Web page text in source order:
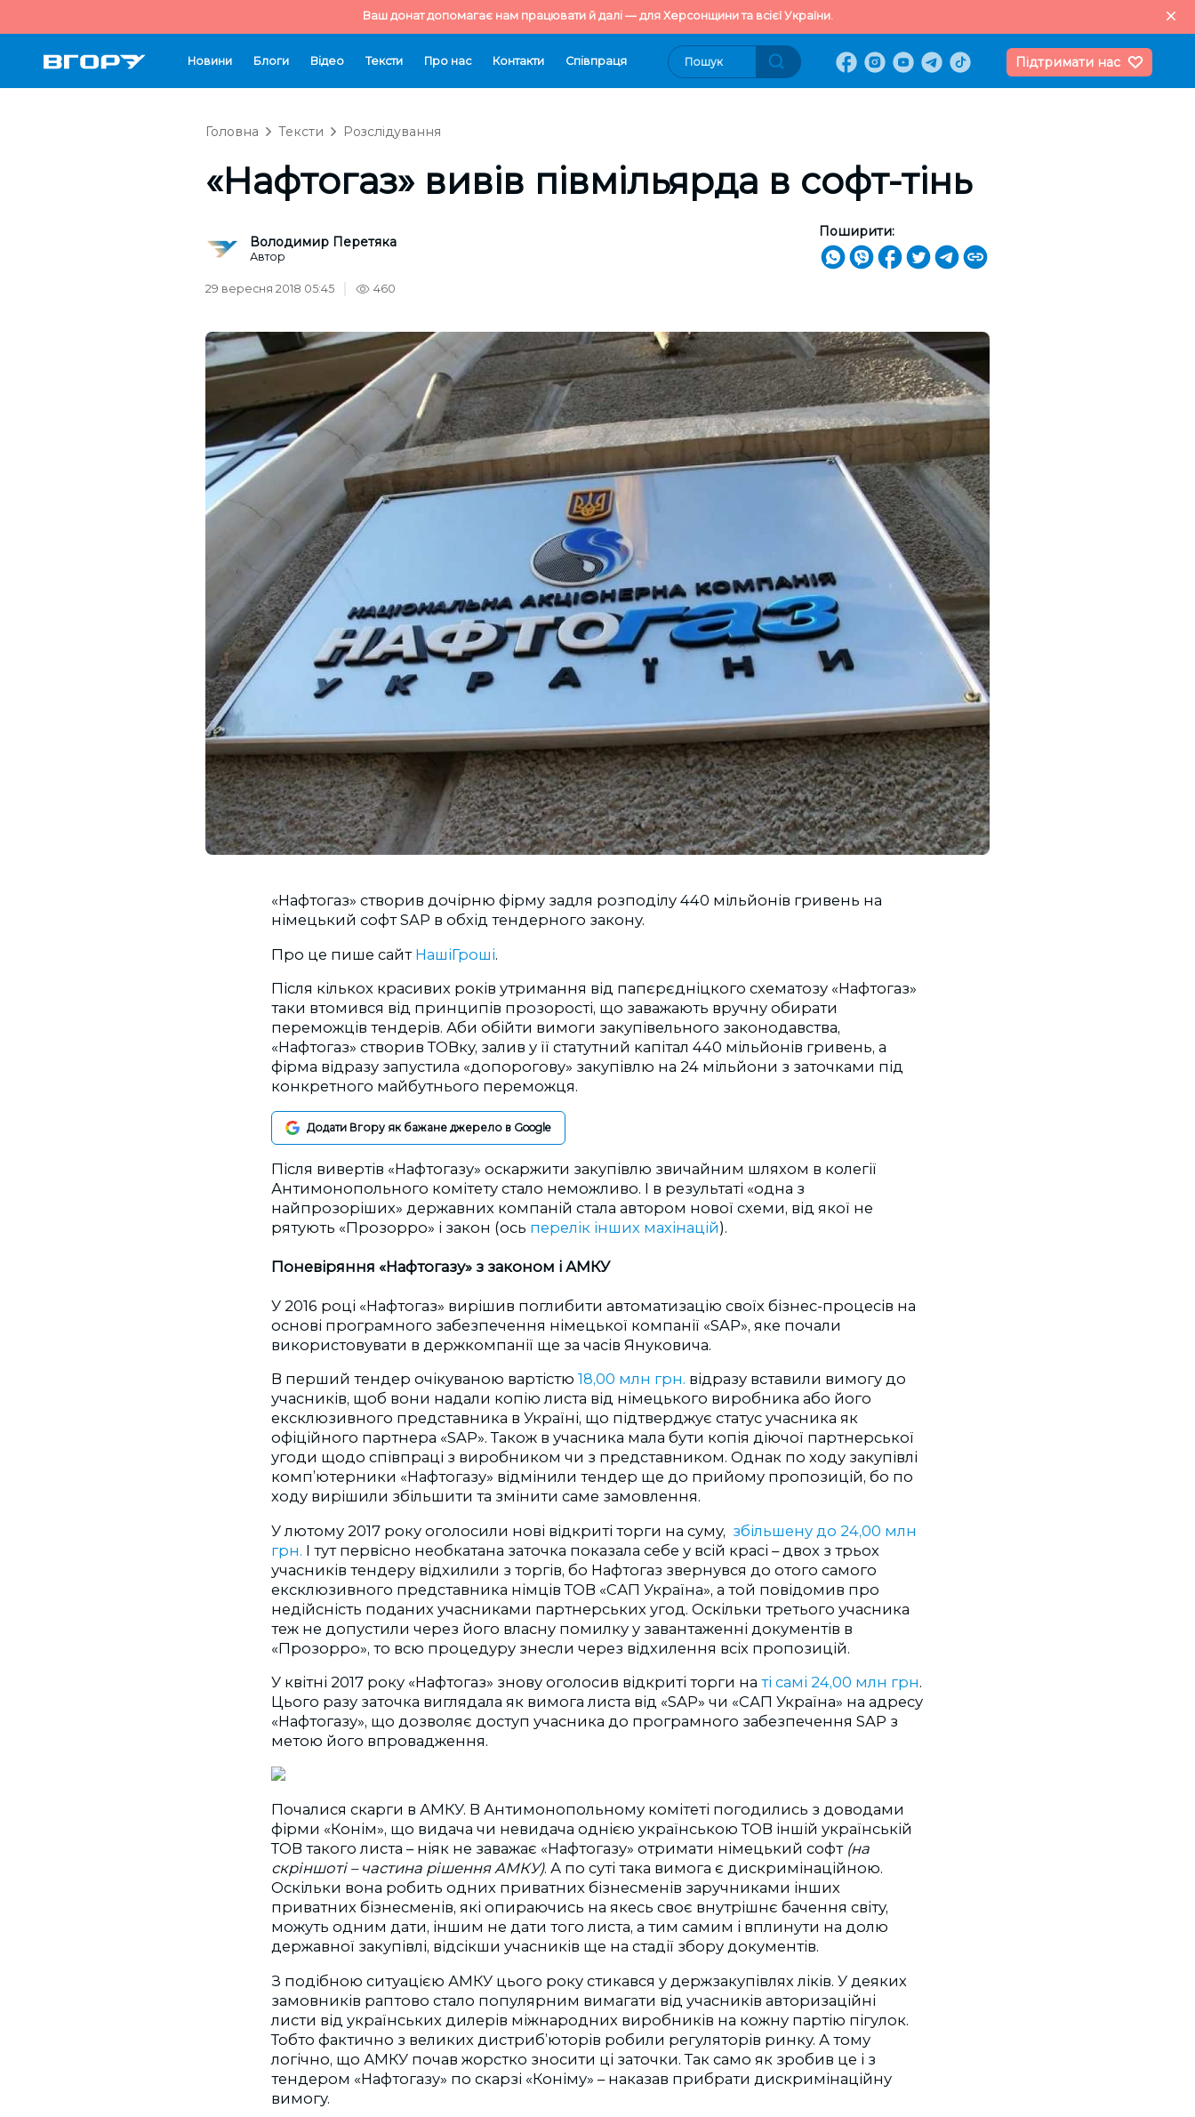
Ваш донат допомагає нам працювати й далі — для Херсонщини та всієї України.
Новини Блоги Відео Тексти Про нас Контакти Cпівпраця Підтримати нас
Головна Тексти Розслідування
«Нафтогаз» вивів півмільярда в софт-тінь
Володимир Перетяка
Автор
Поширити:
29 вересня 2018 05:45 460
«Нафтогаз» створив дочірню фірму задля розподілу 440 мільйонів гривень на
німецький софт SAP в обхід тендерного закону.
Про це пише сайт НашіГроші.
Після кількох красивих років утримання від папєрєдніцкого схематозу «Нафтогаз»
таки втомився від принципів прозорості, що заважають вручну обирати
переможців тендерів. Аби обійти вимоги закупівельного законодавства,
«Нафтогаз» створив ТОВку, залив у її статутний капітал 440 мільйонів гривень, а
фірма відразу запустила «допорогову» закупівлю на 24 мільйони з заточками під
конкретного майбутнього переможця.
Додати Вгору як бажане джерело в Google
Після вивертів «Нафтогазу» оскаржити закупівлю звичайним шляхом в колегії
Антимонопольного комітету стало неможливо. І в результаті «одна з
найпрозоріших» державних компаній стала автором нової схеми, від якої не
рятують «Прозорро» і закон (ось перелік інших махінацій).
Поневіряння «Нафтогазу» з законом і АМКУ
У 2016 році «Нафтогаз» вирішив поглибити автоматизацію своїх бізнес-процесів на
основі програмного забезпечення німецької компанії «SAP», яке почали
використовувати в держкомпанії ще за часів Януковича.
В перший тендер очікуваною вартістю 18,00 млн грн. відразу вставили вимогу до
учасників, щоб вони надали копію листа від німецького виробника або його
ексклюзивного представника в Україні, що підтверджує статус учасника як
офіційного партнера «SAP». Також в учасника мала бути копія діючої партнерської
угоди щодо співпраці з виробником чи з представником. Однак по ходу закупівлі
комп’ютерники «Нафтогазу» відмінили тендер ще до прийому пропозицій, бо по
ходу вирішили збільшити та змінити саме замовлення.
У лютому 2017 року оголосили нові відкриті торги на суму, збільшену до 24,00 млн
грн. І тут первісно необкатана заточка показала себе у всій красі – двох з трьох
учасників тендеру відхилили з торгів, бо Нафтогаз звернувся до отого самого
ексклюзивного представника німців ТОВ «САП Україна», а той повідомив про
недійсність поданих учасниками партнерських угод. Оскільки третього учасника
теж не допустили через його власну помилку у завантаженні документів в
«Прозорро», то всю процедуру знесли через відхилення всіх пропозицій.
У квітні 2017 року «Нафтогаз» знову оголосив відкриті торги на ті самі 24,00 млн грн.
Цього разу заточка виглядала як вимога листа від «SAP» чи «САП Україна» на адресу
«Нафтогазу», що дозволяє доступ учасника до програмного забезпечення SAP з
метою його впровадження.
Почалися скарги в АМКУ. В Антимонопольному комітеті погодились з доводами
фірми «Конім», що видача чи невидача однією українською ТОВ іншій українській
ТОВ такого листа – ніяк не заважає «Нафтогазу» отримати німецький софт (на
скріншоті – частина рішення АМКУ). А по суті така вимога є дискримінаційною.
Оскільки вона робить одних приватних бізнесменів заручниками інших
приватних бізнесменів, які опираючись на якесь своє внутрішнє бачення світу,
можуть одним дати, іншим не дати того листа, а тим самим і вплинути на долю
державної закупівлі, відсікши учасників ще на стадії збору документів.
З подібною ситуацією АМКУ цього року стикався у держзакупівлях ліків. У деяких
замовників раптово стало популярним вимагати від учасників авторизаційні
листи від українських дилерів міжнародних виробників на кожну партію пігулок.
Тобто фактично з великих дистриб’юторів робили регуляторів ринку. А тому
логічно, що АМКУ почав жорстко зносити ці заточки. Так само як зробив це і з
тендером «Нафтогазу» по скарзі «Коніму» – наказав прибрати дискримінаційну
вимогу.